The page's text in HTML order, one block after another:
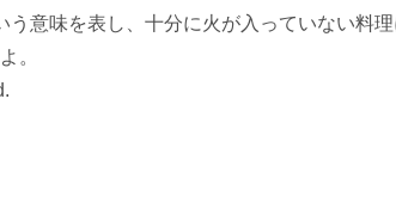
う意味を表し、十分に火が入っていない料
。